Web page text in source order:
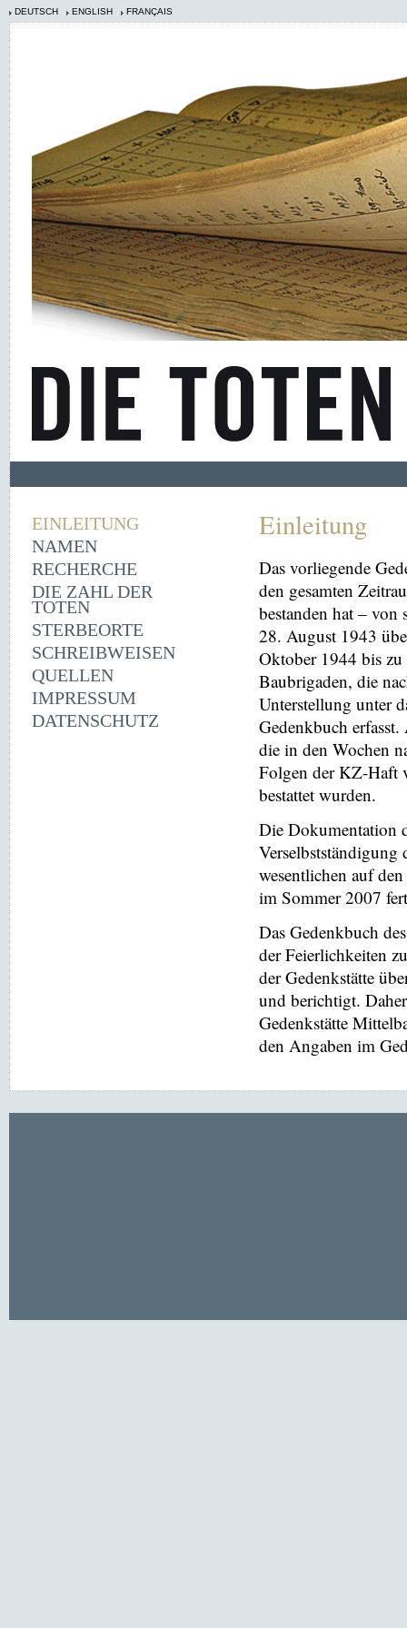
DEUTSCH ENGLISH FRANÇAIS
EINLEITUNG
NAMEN
RECHERCHE
DIE ZAHL DER
TOTEN
STERBEORTE
SCHREIBWEISEN
QUELLEN
IMPRESSUM
DATENSCHUTZ
Einleitung
Das vorliegende
den gesamten
bestanden hat –
28. August 1943
Oktober 1944 bis
Baubrigaden, die
Unterstellung unter
Gedenkbuch
die in den Wochen
Folgen der KZ-Haft
bestattet wurden.
Die Dokumentation
wesentlichen auf
im Sommer 2007
Das Gedenkbuch
der Feierlichkeiten
der Gedenkstätte
und berichtigt.
Gedenkstätte
den Angaben im